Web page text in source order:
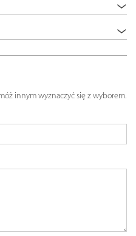
innym wyznaczyć się z wyborem.